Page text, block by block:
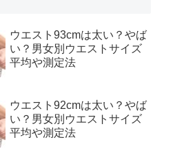
ウエスト93cmは太い？やば
い？男女別ウエストサイズ
平均や測定法
ウエスト92cmは太い？やば
い？男女別ウエストサイズ
平均や測定法